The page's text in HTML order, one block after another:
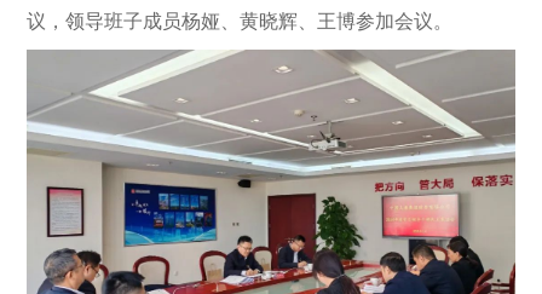
议，领导班子成员杨娅、黄晓辉、王博参加会议。